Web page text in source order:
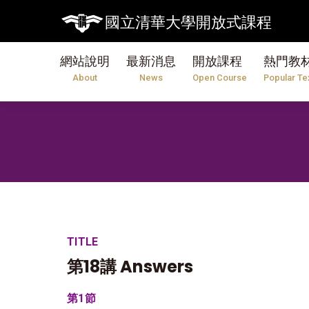
國立清華大學開放式課程
網站說明
About
最新消息
News
開放課程
Open Course
熱門教
Popular
TITLE
第18講 Answers
第1節